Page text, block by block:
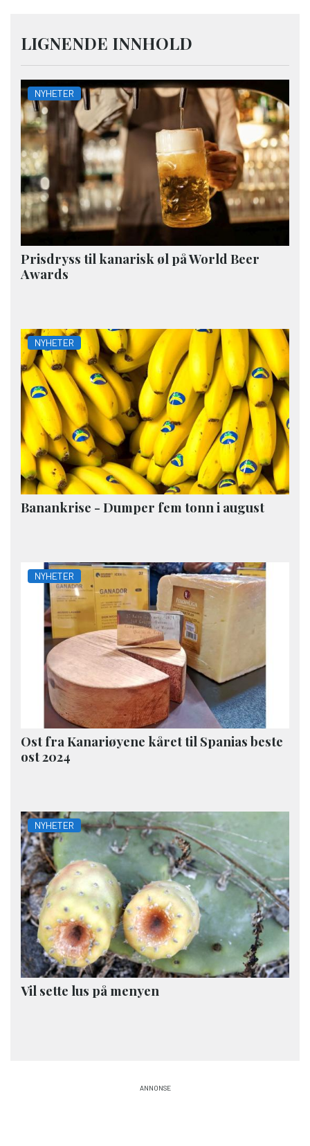
LIGNENDE INNHOLD
NYHETER
Prisdryss til kanarisk øl på World Beer
Awards
NYHETER
Banankrise - Dumper fem tonn i august
NYHETER
Ost fra Kanariøyene kåret til Spanias beste
ost 2024
NYHETER
Vil sette lus på menyen